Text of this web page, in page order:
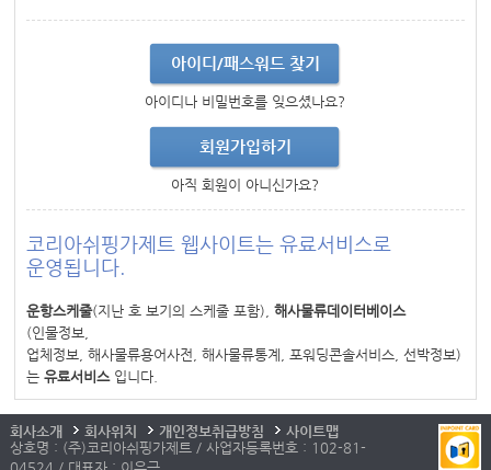
아이디/패스워드 찾기
아이디나 비밀번호를 잊으셨나요?
회원가입하기
아직 회원이 아니신가요?
코리아쉬핑가제트 웹사이트는 유료서비스로
운영됩니다.
운항스케줄(지난 호 보기의 스케줄 포함),해사물류데이터베이스
(인물정보,
업체정보, 해사물류용어사전, 해사물류통계, 포워딩콘솔서비스, 선박정보)
는유료서비스입니다.
회사소개 회사위치 개인정보취급방침
사이트맵
상호명 : (주)코리아쉬핑가제트 / 사업자등록번호 : 102-81-